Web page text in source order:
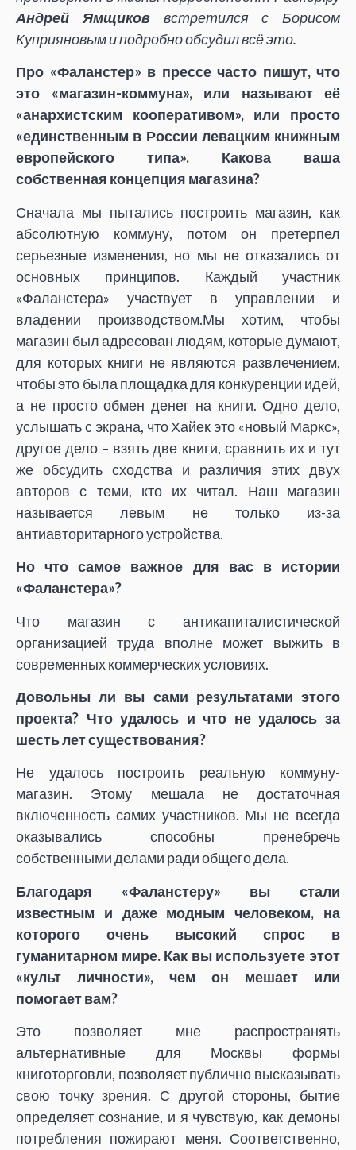
Андрей Ямщиковвстретился с Борисом
Куприяновым и подробно обсудил всё это.
Про «Фаланстер» в прессе часто пишут, что
это «магазин-коммуна», или называют её
«анархистским кооперативом», или просто
«единственным в России левацким книжным
европейского типа». Какова ваша
собственная концепция магазина?
Сначала мы пытались построить магазин, как
абсолютную коммуну, потом он претерпел
серьезные изменения, но мы не отказались от
основных принципов. Каждый участник
«Фаланстера» участвует в управлении и
владении производством.Мы хотим, чтобы
магазин был адресован людям, которые думают,
для которых книги не являются развлечением,
чтобы это была площадка для конкуренции идей,
а не просто обмен денег на книги. Одно дело,
услышать с экрана, что Хайек это «новый Маркс»,
другое дело – взять две книги, сравнить их и тут
же обсудить сходства и различия этих двух
авторов с теми, кто их читал. Наш магазин
называется левым не только из-за
антиавторитарного устройства.
Но что самое важное для вас в истории
«Фаланстера»?
Что магазин с антикапиталистической
организацией труда вполне может выжить в
современных коммерческих условиях.
Довольны ли вы сами результатами этого
проекта? Что удалось и что не удалось за
шесть лет существования?
Не удалось построить реальную коммуну-
магазин. Этому мешала не достаточная
включенность самих участников. Мы не всегда
оказывались способны пренебречь
собственными делами ради общего дела.
Благодаря «Фаланстеру» вы стали
известным и даже модным человеком, на
которого очень высокий спрос в
гуманитарном мире. Как вы используете этот
«культ личности», чем он мешает или
помогает вам?
Это позволяет мне распространять
альтернативные для Москвы формы
книготорговли, позволяет публично высказывать
свою точку зрения. С другой стороны, бытие
определяет сознание, и я чувствую, как демоны
потребления пожирают меня. Соответственно,